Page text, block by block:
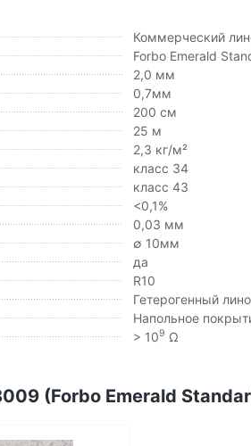
Коммерческий
Forbo Emerald
2,0 мм
0,7мм
200 см
25 м
2,3 кг/м²
класс 34
класс 43
<0,1%
0,03 мм
∅ 10мм
да
R10
Гетерогенный
Напольное
> 109 Ω
(Forbo Emerald